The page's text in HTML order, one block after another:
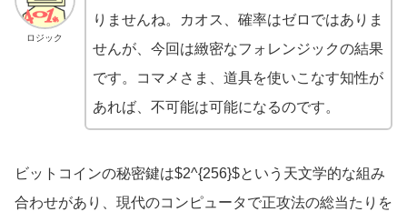
ロジック
りませんね。カオス、確率はゼロではありま
せんが、今回は緻密なフォレンジックの結果
です。コマメさま、道具を使いこなす知性が
あれば、不可能は可能になるのです。
ビットコインの秘密鍵は$2^{256}$という天文学的な組み
合わせがあり、現代のコンピュータで正攻法の総当たりを